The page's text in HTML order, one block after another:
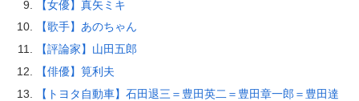
【女優】真矢ミキ
【歌手】あのちゃん
【評論家】山田五郎
【俳優】筧利夫
【トヨタ自動車】石田退三＝豊田英二＝豊田章一郎＝豊田達